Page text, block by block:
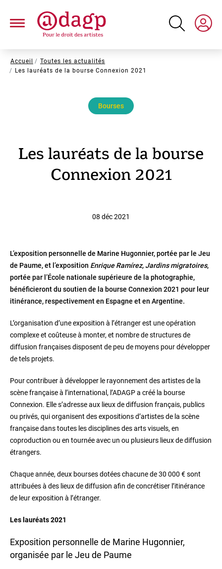
contenu
Fil
d'Ariane
Accueil
Toutes les actualités
Les lauréats de la bourse Connexion 2021
Bourses
Les lauréats de la bourse
Connexion 2021
08 déc 2021
L’exposition personnelle de Marine Hugonnier, portée par le Jeu
de Paume, et l’exposition Enrique Ramírez, Jardins migratoires,
portée par l’École nationale supérieure de la photographie,
bénéficieront du soutien de la bourse Connexion 2021 pour leur
itinérance, respectivement en Espagne et en Argentine.
L’organisation d’une exposition à l’étranger est une opération
complexe et coûteuse à monter, et nombre de structures de
diffusion françaises disposent de peu de moyens pour développer
de tels projets.
Pour contribuer à développer le rayonnement des artistes de la
scène française à l’international, l’ADAGP a créé la bourse
Connexion. Elle s’adresse aux lieux de diffusion français, publics
ou privés, qui organisent des expositions d’artistes de la scène
française dans toutes les disciplines des arts visuels, en
coproduction ou en tournée avec un ou plusieurs lieux de diffusion
étrangers.
Chaque année, deux bourses dotées chacune de 30 000 € sont
attribuées à des lieux de diffusion afin de concrétiser l’itinérance
de leur exposition à l’étranger.
Les lauréats 2021
Exposition personnelle de Marine Hugonnier,
organisée par le Jeu de Paume